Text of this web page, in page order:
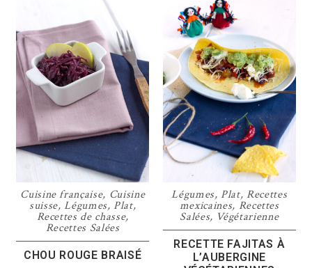
Cuisine française, Cuisine
suisse,Légumes, Plat,
Recettes de chasse,
Recettes Salées
CHOU ROUGE BRAISÉ
Légumes, Plat,Recettes
mexicaines, Recettes
Salées, Végétarienne
RECETTE FAJITAS À
L’AUBERGINE